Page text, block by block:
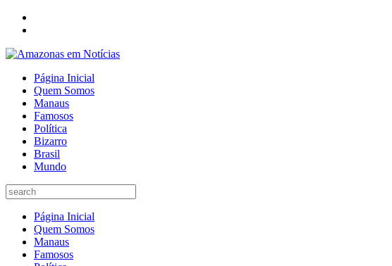
Página Inicial
Quem Somos
Manaus
Famosos
Política
Bizarro
Brasil
Mundo
Página Inicial
Quem Somos
Manaus
Famosos